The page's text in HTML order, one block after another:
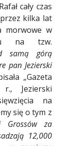
cały czas
kilka lat
morwowe w
na tzw.
samą górą
pan Jezierski
„Gazeta
Jezierski
na
się o tym z
Grossów za
12,000